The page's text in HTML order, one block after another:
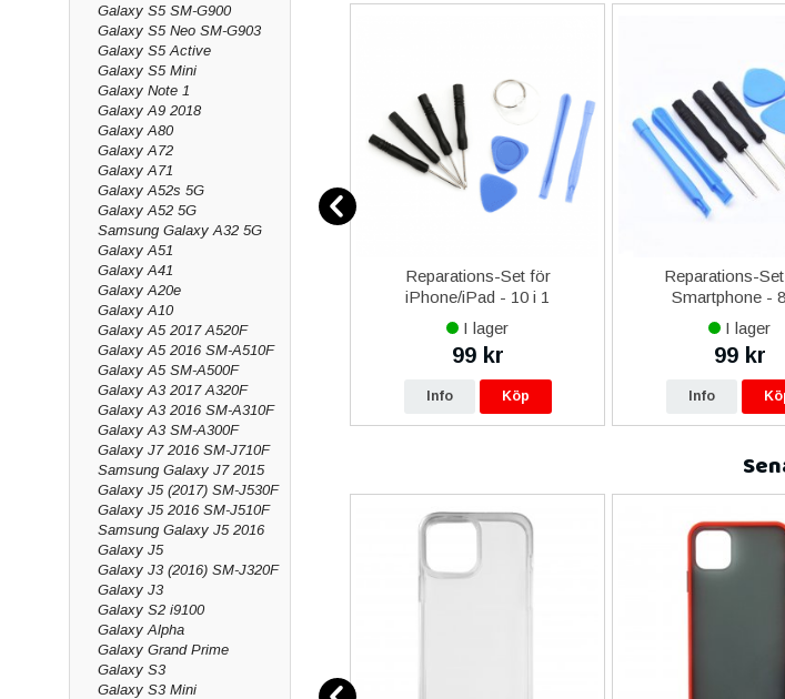
Galaxy S5 SM-G900
Galaxy S5 Neo SM-G903
Galaxy S5 Active
Galaxy S5 Mini
Galaxy Note 1
Galaxy A9 2018
Galaxy A80
Galaxy A72
Galaxy A71
Galaxy A52s 5G
Galaxy A52 5G
Samsung Galaxy A32 5G
Galaxy A51
Galaxy A41
Galaxy A20e
Galaxy A10
Galaxy A5 2017 A520F
Galaxy A5 2016 SM-A510F
Galaxy A5 SM-A500F
Galaxy A3 2017 A320F
Galaxy A3 2016 SM-A310F
Galaxy A3 SM-A300F
Galaxy J7 2016 SM-J710F
Samsung Galaxy J7 2015
Galaxy J5 (2017) SM-J530F
Galaxy J5 2016 SM-J510F
Samsung Galaxy J5 2016
Galaxy J5
Galaxy J3 (2016) SM-J320F
Galaxy J3
Galaxy S2 i9100
Galaxy Alpha
Galaxy Grand Prime
Galaxy S3
Galaxy S3 Mini
Samsung EP-TA800 25W
Strömadapter med USB-Typ
C kabel 1m Original - Svart
I lager
199 kr 249 kr
Info Köp
Reparations-Set för
iPhone/iPad - 10 i 1
I lager
99 kr
Info Köp
Reparations-
Smartphone -
I lager
99 kr
Info